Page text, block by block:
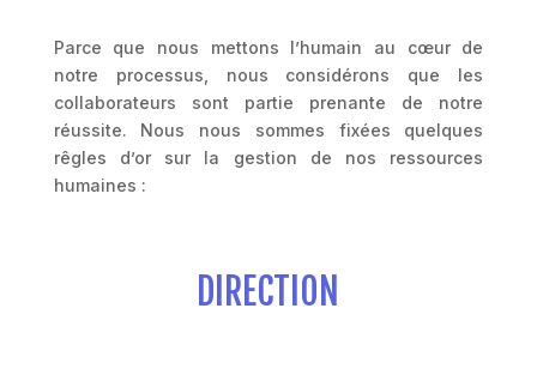
Parce que nous mettons l’humain au cœur de
notre processus, nous considérons que les
collaborateurs sont partie prenante de notre
réussite. Nous nous sommes fixées quelques
rêgles d’or sur la gestion de nos ressources
humaines :
DIRECTION